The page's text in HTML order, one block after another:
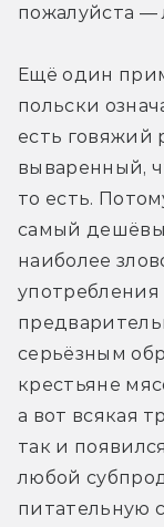
пожалуйста
Ещё один
польски
есть говяжий
вываренный,
то есть.
самый
наиболее
употребления
серьёзным
крестьяне
а вот всякая
так и
любой
питательную